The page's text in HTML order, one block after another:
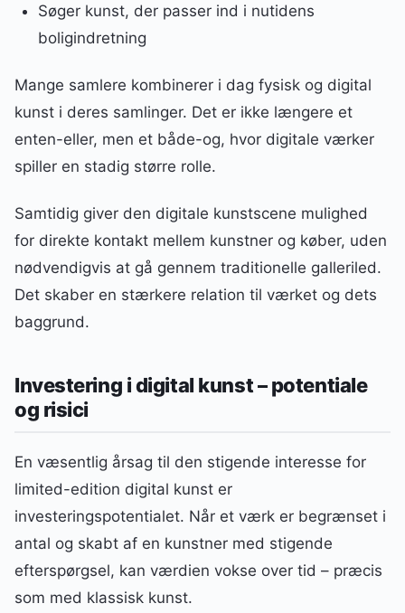
Søger kunst, der passer ind i nutidens
boligindretning
Mange samlere kombinerer i dag fysisk og digital
kunst i deres samlinger. Det er ikke længere et
enten-eller, men et både-og, hvor digitale værker
spiller en stadig større rolle.
Samtidig giver den digitale kunstscene mulighed
for direkte kontakt mellem kunstner og køber, uden
nødvendigvis at gå gennem traditionelle galleriled.
Det skaber en stærkere relation til værket og dets
baggrund.
Investering i digital kunst – potentiale
og risici
En væsentlig årsag til den stigende interesse for
limited-edition digital kunst er
investeringspotentialet. Når et værk er begrænset i
antal og skabt af en kunstner med stigende
efterspørgsel, kan værdien vokse over tid – præcis
som med klassisk kunst.